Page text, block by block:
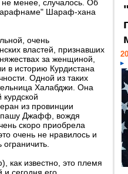
не менее, случалось. Об
Шараф-хана
очень
властей, признавших
за женщиной,
в историю Курдистана
Одной из таких
Халабджи. Она
из провинции
пашу Джафф, вождя
скоро приобрела
очень не нравилось и
известно, это племя